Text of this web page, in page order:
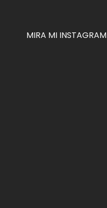
MIRA MI INSTAGRAM